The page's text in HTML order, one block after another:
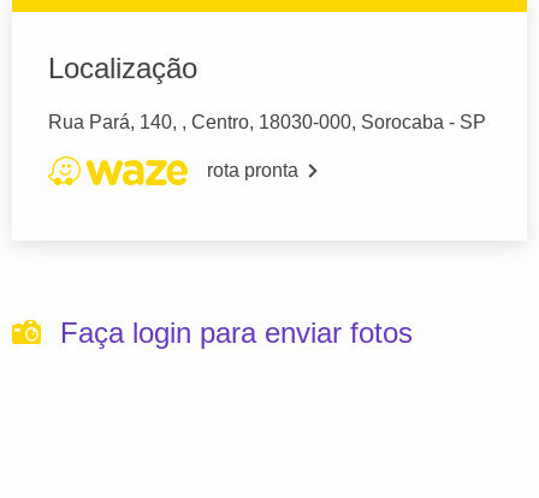
Localização
Rua Pará, 140, , Centro, 18030-000, Sorocaba - SP
rota pronta
Faça login para enviar fotos